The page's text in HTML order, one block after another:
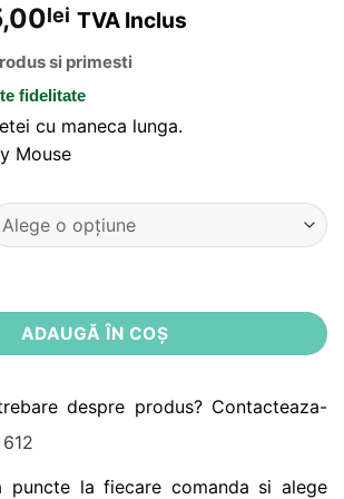
lei TVA Inclus
si primesti
fidelitate
cu maneca lunga.
Mouse
cu maneca lunga Little Friend Mickey
ADAUGĂ ÎN COȘ
despre produs? Contacteaza-
la fiecare comanda si alege